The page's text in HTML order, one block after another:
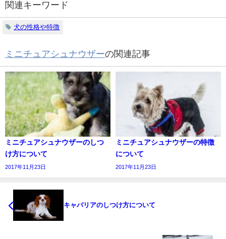
関連キーワード
犬の性格や特徴
ミニチュアシュナウザーの関連記事
ミニチュアシュナウザーのしつ
け方について
2017年11月23日
ミニチュアシュナウザーの特徴
について
2017年11月23日
キャバリアのしつけ方について